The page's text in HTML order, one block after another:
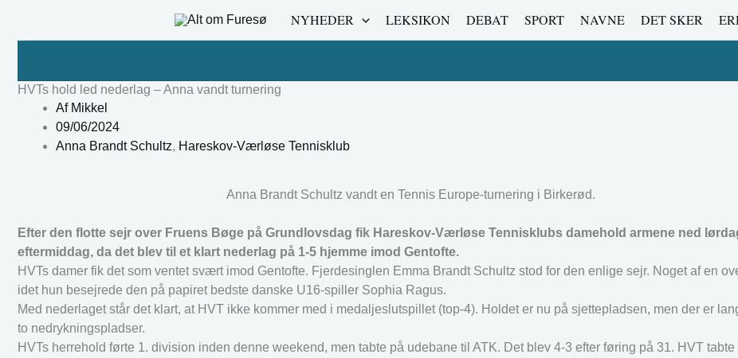
NYHEDER LEKSIKON DEBAT SPORT NAVNE DET SKER
HVTs hold led nederlag – Anna vandt turnering
AfMikkel
09/06/2024
Anna Brandt Schultz, Hareskov-Værløse Tennisklub
Anna Brandt Schultz vandt en Tennis Europe-turnering i Birkerød.
Efter den flotte sejr over Fruens Bøge på Grundlovsdag fik Hareskov-Værløse Tennisklubs damehold armene ned
eftermiddag, da det blev til et klart nederlag på 1-5 hjemme imod Gentofte.
HVTs damer fik det som ventet svært imod Gentofte. Fjerdesinglen Emma Brandt Schultz stod for den enlige sejr. Noget af en
idet hun besejrede den på papiret bedste danske U16-spiller Sophia Ragus.
Med nederlaget står det klart, at HVT ikke kommer med i medaljeslutspillet (top-4). Holdet er nu på sjettepladsen, men der er
to nedrykningspladser.
HVTs herrehold førte 1. division inden denne weekend, men tabte på udebane til ATK. Det blev 4-3 efter føring på 31. HVT tabte